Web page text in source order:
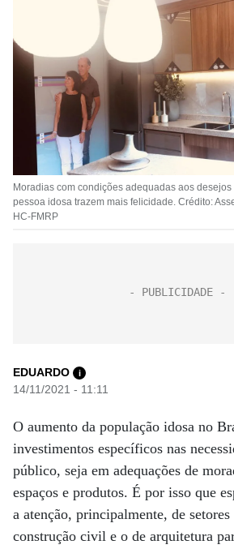
Moradias com condições adequadas aos
pessoa idosa trazem mais felicidade. Crédito:
HC-FMRP
EDUARDO i
14/11/2021 - 11:11
O aumento da população idosa no
investimentos específicos nas
público, seja em adequações de
espaços e produtos. É por isso que
a atenção, principalmente, de
construção civil e o de arquitetura